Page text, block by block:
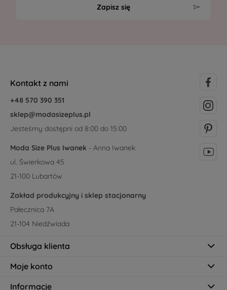
Zapisz się
Kontakt z nami
+48 570 390 351
sklep@modasizeplus.pl
Jesteśmy dostępni od 8:00 do 15:00
Moda Size Plus Iwanek - Anna Iwanek
ul. Świerkowa 45
21-100 Lubartów
Zakład produkcyjny i sklep stacjonarny
Pałecznica 7A
21-104 Niedźwiada
Obsługa klienta
Moje konto
Informacje